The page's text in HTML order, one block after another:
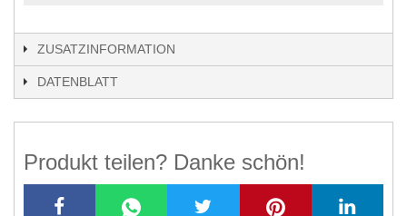
ZUSATZINFORMATION
DATENBLATT
Produkt teilen? Danke schön!